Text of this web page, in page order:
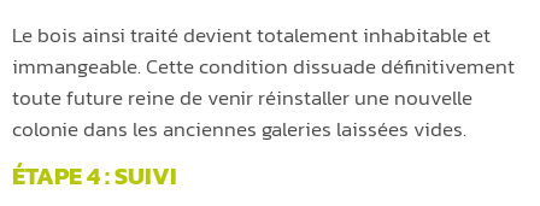
Le bois ainsi traité devient totalement inhabitable et
immangeable. Cette condition dissuade définitivement
toute future reine de venir réinstaller une nouvelle
colonie dans les anciennes galeries laissées vides.
ÉTAPE 4 : SUIVI